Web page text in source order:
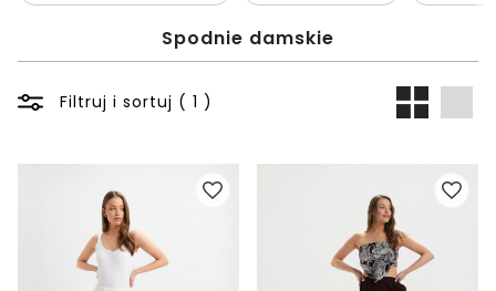
Spodnie damskie
Filtruj i sortuj ( 1 )